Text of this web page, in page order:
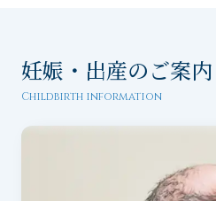
妊娠・出産のご案内
Childbirth information